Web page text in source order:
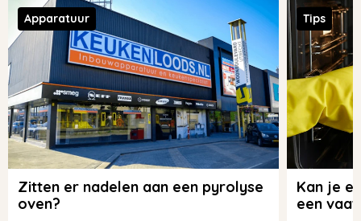
Apparatuur
Zitten er nadelen aan een pyrolyse
oven?
Tips
Kan je
een